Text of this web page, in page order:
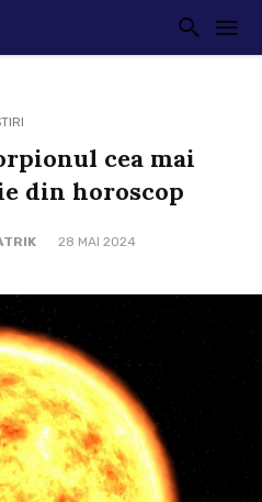
cea mai
din horoscop
28 MAI 2024